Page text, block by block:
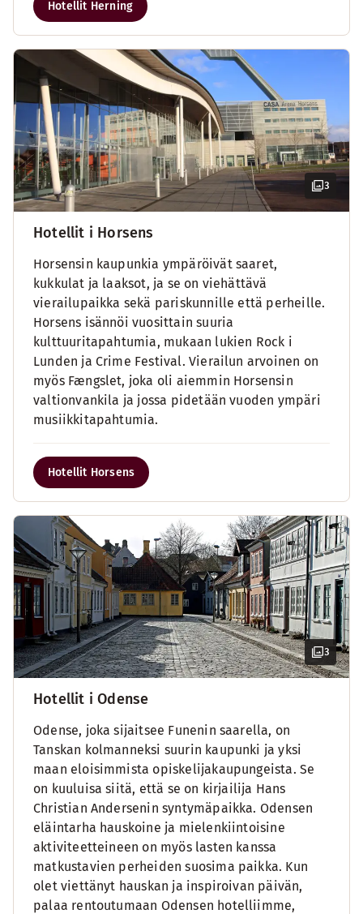
Hotellit Herning
3
Hotellit i Horsens
Horsensin kaupunkia ympäröivät saaret,
kukkulat ja laaksot, ja se on viehättävä
vierailupaikka sekä pariskunnille että perheille.
Horsens isännöi vuosittain suuria
kulttuuritapahtumia, mukaan lukien Rock i
Lunden ja Crime Festival. Vierailun arvoinen on
myös Fængslet, joka oli aiemmin Horsensin
valtionvankila ja jossa pidetään vuoden ympäri
musiikkitapahtumia.
Hotellit Horsens
3
Hotellit i Odense
Odense, joka sijaitsee Funenin saarella, on
Tanskan kolmanneksi suurin kaupunki ja yksi
maan eloisimmista opiskelijakaupungeista. Se
on kuuluisa siitä, että se on kirjailija Hans
Christian Andersenin syntymäpaikka. Odensen
eläintarha hauskoine ja mielenkiintoisine
aktiviteetteineen on myös lasten kanssa
matkustavien perheiden suosima paikka. Kun
olet viettänyt hauskan ja inspiroivan päivän,
palaa rentoutumaan Odensen hotelliimme,